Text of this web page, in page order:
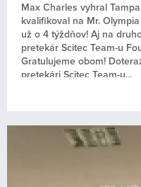
Max Charles vyhral
kvalifikoval na Mr.
už o 4 týždňov! Aj na
pretekár Scitec Team-u
Gratulujeme obom!
pretekári Scitec Team-u...